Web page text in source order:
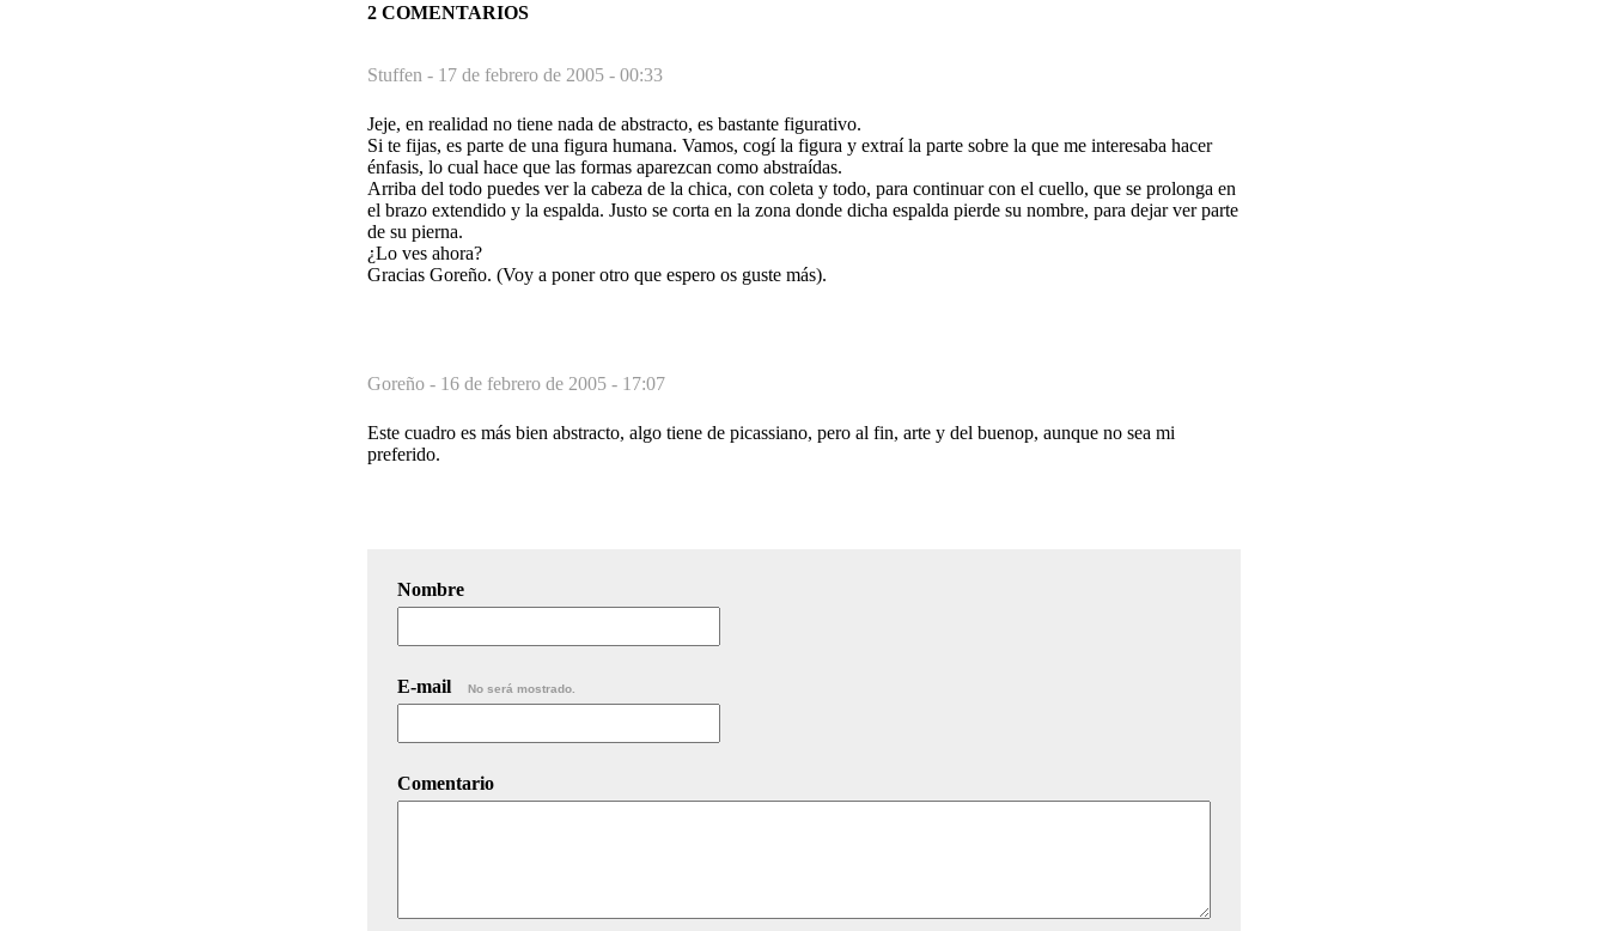
2 COMENTARIOS
Stuffen - 17 de febrero de 2005 - 00:33
Jeje, en realidad no tiene nada de abstracto, es bastante figurativo.
Si te fijas, es parte de una figura humana. Vamos, cogí la figura y extraí la parte sobre la que me interesaba hacer
énfasis, lo cual hace que las formas aparezcan como abstraídas.
Arriba del todo puedes ver la cabeza de la chica, con coleta y todo, para continuar con el cuello, que se prolonga en
el brazo extendido y la espalda. Justo se corta en la zona donde dicha espalda pierde su nombre, para dejar ver parte
de su pierna.
¿Lo ves ahora?
Gracias Goreño. (Voy a poner otro que espero os guste más).
Goreño - 16 de febrero de 2005 - 17:07
Este cuadro es más bien abstracto, algo tiene de picassiano, pero al fin, arte y del buenop, aunque no sea mi
preferido.
Nombre
E-mail No será mostrado.
Comentario